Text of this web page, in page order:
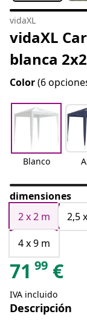
vidaXL
vidaXL
blanca
Color(6
Blanco
dimensiones
2 x 2 m
2,5
4 x 9 m
71 99 €
IVA incluido
Descripción